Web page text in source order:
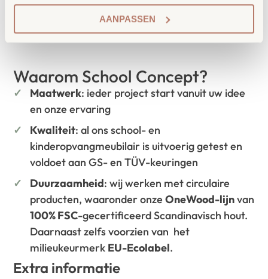
AANPASSEN
Waarom School Concept?
Maatwerk: ieder project start vanuit uw idee
en onze ervaring
Kwaliteit: al ons school- en
kinderopvangmeubilair is uitvoerig getest en
voldoet aan GS- en TÜV-keuringen
Duurzaamheid: wij werken met circulaire
producten, waaronder onzeOneWood-lijnvan
100% FSC-gecertificeerd Scandinavisch hout.
Daarnaast zelfs voorzien van het
milieukeurmerk EU-Ecolabel.
Extra informatie